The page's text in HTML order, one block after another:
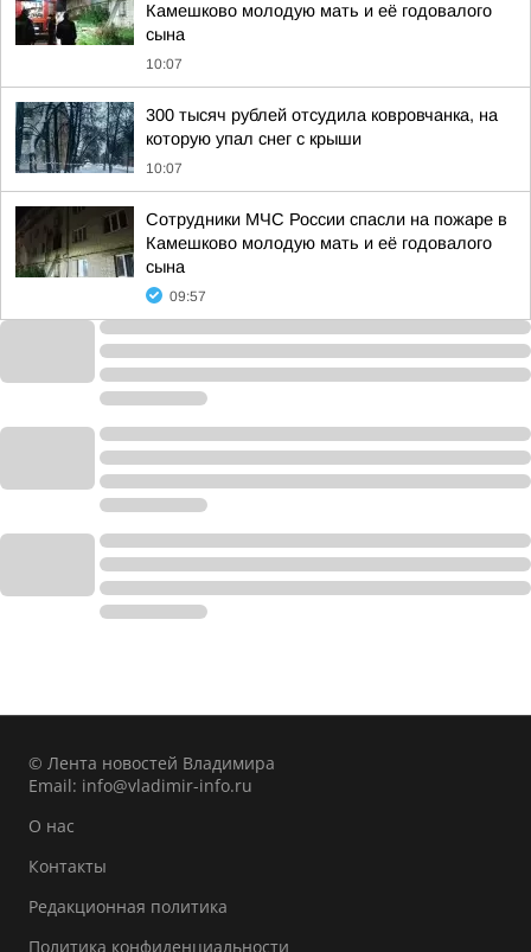
Камешково молодую мать и её годовалого
сына
10:07
300 тысяч рублей отсудила ковровчанка, на
которую упал снег с крыши
10:07
Сотрудники МЧС России спасли на пожаре в
Камешково молодую мать и её годовалого
сына
09:57
© Лента новостей Владимира
Email: info@vladimir-info.ru
О нас
Контакты
Редакционная политика
Политика конфиденциальности